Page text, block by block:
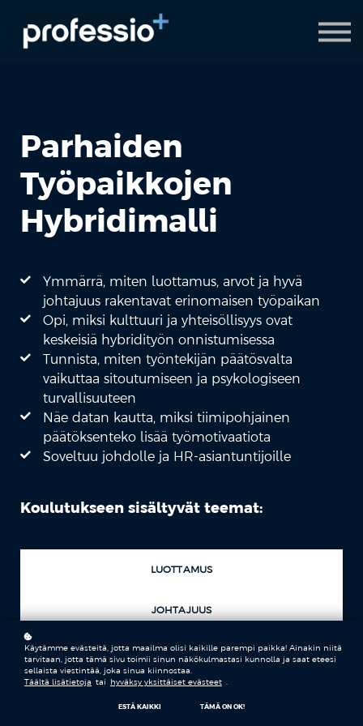
AI Coach
Pyydä demo
Parhaiden
Työpaikkojen
Hybridimalli
Ymmärrä, miten luottamus, arvot ja hyvä
johtajuus rakentavat erinomaisen työpaikan
Opi, miksi kulttuuri ja yhteisöllisyys ovat
keskeisiä hybridityön onnistumisessa
Tunnista, miten työntekijän päätösvalta
vaikuttaa sitoutumiseen ja psykologiseen
turvallisuuteen
Näe datan kautta, miksi tiimipohjainen
päätöksenteko lisää työmotivaatiota
Soveltuu johdolle ja HR-asiantuntijoille
Koulutukseen sisältyvät teemat:
LUOTTAMUS
JOHTAJUUS
KULTTUURI
Käytämme evästeitä, jotta maailma olisi kaikille parempi paikka! Ainakin niitä
tarvitaan, jotta tämä sivu toimii sinun näkökulmastasi kunnolla ja saat eteesi
sellaista viestintää, joka sinua kiinnostaa.
Täältä lisätietoja tai hyväksy yksittäiset evästeet
ESTÄ KAIKKI TÄMÄ ON OK!